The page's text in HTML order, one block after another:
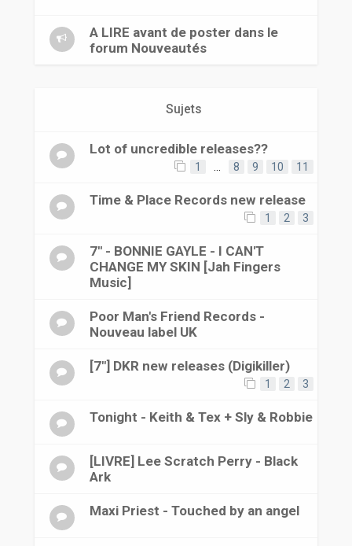
A LIRE avant de poster dans le
forum Nouveautés
Sujets
Lot of uncredible releases??
1 8 9 10 11
Time & Place Records new release
1 2 3
7'' - BONNIE GAYLE - I CAN'T
CHANGE MY SKIN [Jah Fingers
Music]
Poor Man's Friend Records -
Nouveau label UK
[7"] DKR new releases (Digikiller)
1 2 3
Tonight - Keith & Tex + Sly & Robbie
[LIVRE] Lee Scratch Perry - Black
Ark
Maxi Priest - Touched by an angel